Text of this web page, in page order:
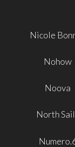
Nicole
Nohow
Noova
North